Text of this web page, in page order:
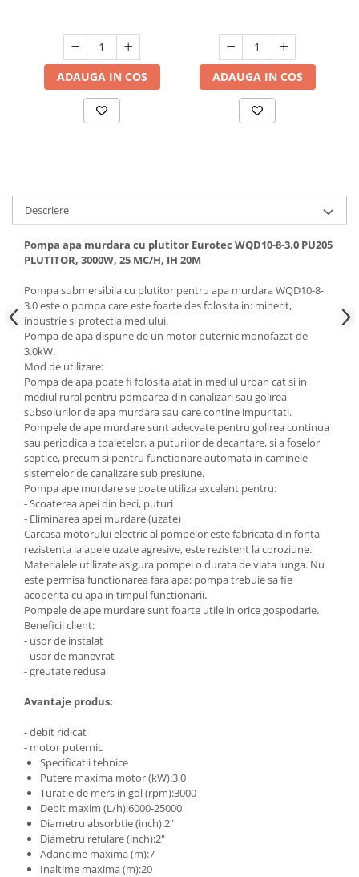
Consumabile
Hota tavan
Hote cupolare
Hote decorative
Hote incorporabile
Masini de Spalat Rufe & Uscatoare
Accesorii masini de spalat &
uscatoare
Masini automate de spalat rufe
Masini de spalat rufe cu uscator
Masini de spalat rufe verticale
Uscatoare de rufe
Masini de spalat vase
Masini de spalat vase incorporabile
Masini de spalat vase
independente
Motoburghiu/Foreza pamant
Pachete Incorporabile
Pirostrii & Arzatoare
Plasa umbrire
Pompe de stropit
Radiatoare
Semanatoare,Plantatoare
Sere
Sobe pe gaz & electrice
Suflante & Aspiratoare
Aspiratoare
Suflante Frunze
Ventilatoare & Sisteme Racire
Aparate de aer conditionat
Ventilatoare
Zootehnie
Foarfeci tuns oi
Incubatoare oua
ADAUGA IN COS ADAUGA IN COS
Descriere
Pompa apa murdara cu plutitor Eurotec WQD10-8-3.0 PU205
PLUTITOR, 3000W, 25 MC/H, IH 20M
Pompa submersibila cu plutitor pentru apa murdara WQD10-8-
3.0 este o pompa care este foarte des folosita in: minerit,
industrie si protectia mediului.
Pompa de apa dispune de un motor puternic monofazat de
3.0kW.
Mod de utilizare:
Pompa de apa poate fi folosita atat in mediul urban cat si in
mediul rural pentru pomparea din canalizari sau golirea
subsolurilor de apa murdara sau care contine impuritati.
Pompele de ape murdare sunt adecvate pentru golirea continua
sau periodica a toaletelor, a puturilor de decantare, si a foselor
septice, precum si pentru functionare automata in caminele
sistemelor de canalizare sub presiune.
Pompa ape murdare se poate utiliza excelent pentru:
- Scoaterea apei din beci, puturi
- Eliminarea apei murdare (uzate)
Carcasa motorului electric al pompelor este fabricata din fonta
rezistenta la apele uzate agresive, este rezistent la coroziune.
Materialele utilizate asigura pompei o durata de viata lunga. Nu
este permisa functionarea fara apa: pompa trebuie sa fie
acoperita cu apa in timpul functionarii.
Pompele de ape murdare sunt foarte utile in orice gospodarie.
Beneficii client:
- usor de instalat
- usor de manevrat
- greutate redusa
Avantaje produs:
- debit ridicat
- motor puternic
Specificatii tehnice
Putere maxima motor (kW):3.0
Turatie de mers in gol (rpm):3000
Debit maxim (L/h):6000-25000
Diametru absorbtie (inch):2"
Diametru refulare (inch):2"
Adancime maxima (m):7
Inaltime maxima (m):20